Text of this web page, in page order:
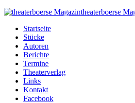
theaterboerse
Startseite
Stücke
Autoren
Berichte
Termine
Theaterverlag
Links
Kontakt
Facebook